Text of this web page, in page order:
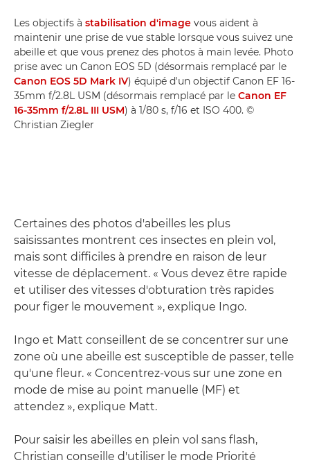
Les objectifs à stabilisation d'image vous aident à
maintenir une prise de vue stable lorsque vous suivez une
abeille et que vous prenez des photos à main levée. Photo
prise avec un Canon EOS 5D (désormais remplacé par le
Canon EOS 5D Mark IV) équipé d'un objectif Canon EF 16-
35mm f/2.8L USM (désormais remplacé par le Canon EF
16-35mm f/2.8L III USM) à 1/80 s, f/16 et ISO 400. ©
Christian Ziegler
Certaines des photos d'abeilles les plus
saisissantes montrent ces insectes en plein vol,
mais sont difficiles à prendre en raison de leur
vitesse de déplacement. « Vous devez être rapide
et utiliser des vitesses d'obturation très rapides
pour figer le mouvement », explique Ingo.
Ingo et Matt conseillent de se concentrer sur une
zone où une abeille est susceptible de passer, telle
qu'une fleur. « Concentrez-vous sur une zone en
mode de mise au point manuelle (MF) et
attendez », explique Matt.
Pour saisir les abeilles en plein vol sans flash,
Christian conseille d'utiliser le mode Priorité